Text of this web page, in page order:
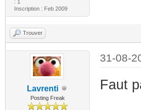
: 1
Inscription : Feb 2009
Trouver
Lavrenti
Posting Freak
31-08-
Faut